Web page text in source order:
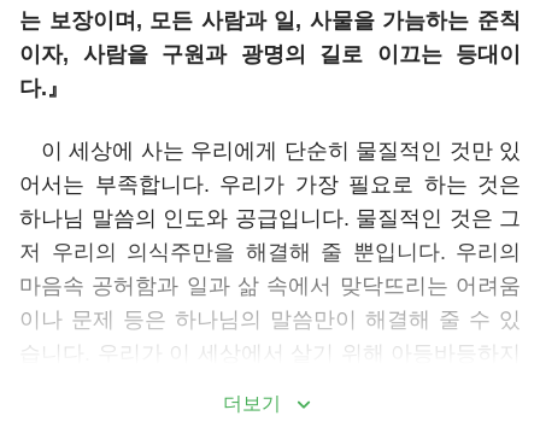
는 보장이며, 모든 사람과 일, 사물을 가늠하는 준칙
이자, 사람을 구원과 광명의 길로 이끄는 등대이
다.』
이 세상에 사는 우리에게 단순히 물질적인 것만 있
어서는 부족합니다. 우리가 가장 필요로 하는 것은
하나님 말씀의 인도와 공급입니다. 물질적인 것은 그
저 우리의 의식주만을 해결해 줄 뿐입니다. 우리의
마음속 공허함과 일과 삶 속에서 맞닥뜨리는 어려움
이나 문제 등은 하나님의 말씀만이 해결해 줄 수 있
습니다. 우리가 이 세상에서 살기 위해 아등바등하지
많으며 사람과 만날 때 발생하는 문제를 어떻게 해결
더보기